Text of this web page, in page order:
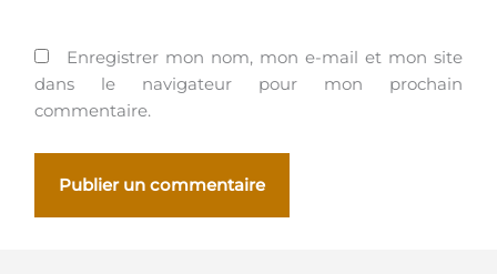
Enregistrer mon nom, mon e-mail et mon site
dans le navigateur pour mon prochain
commentaire.